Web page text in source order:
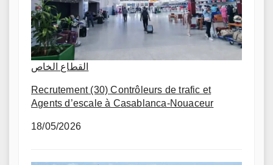
القطاع الخاص
Recrutement (30) Contrôleurs de trafic et
Agents d’escale à Casablanca-Nouaceur
18/05/2026